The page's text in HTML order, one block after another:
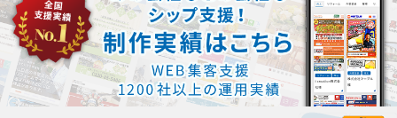
忙しくてもホームページ作成は可能？